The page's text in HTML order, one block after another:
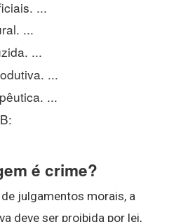
...
...
...
...
...
é crime?
julgamentos morais, a
deve ser proibida por lei,